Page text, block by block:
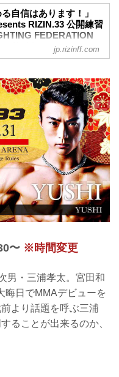
自信はあります！」
RIZIN.33 公開練習
FEDERATION
。
して、大晦日出場、そして
対戦が決定した現・DEEP
ロー級チャンピオンの伊澤
ビューから4戦全勝の超新
大晦日の観客の前で女王・
でその実力を発揮すること
？！
、1分間の打ち込みとミット
その後、インタビューに応
練習風景
jp.rizinff.com
〜 ※時間変更
男・三浦孝太。宮田和
晦日でMMAデビューを
より話題を呼ぶ三浦
ることが出来るのか、